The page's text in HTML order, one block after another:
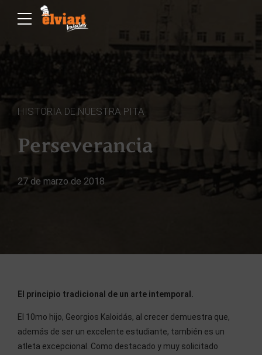
HISTORIA DE NUESTRA PITA
Perseverancia
27 de marzo de 2018
El principio tradicional de un arte intemporal.
El 10mo hijo, Georgios Kaloidás, al crecer demuestra que,
además de ser un excelente estudiante, también es un
atleta excepcional. Como destacado y muy solicitado